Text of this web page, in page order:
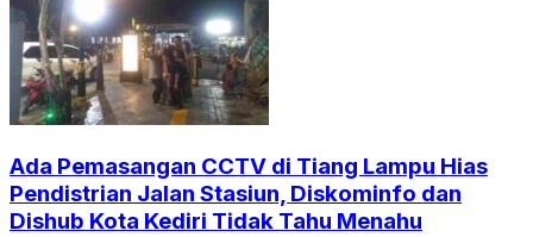
Ada Pemasangan CCTV di Tiang Lampu Hias
Pendistrian Jalan Stasiun, Diskominfo dan
Dishub Kota Kediri Tidak Tahu Menahu